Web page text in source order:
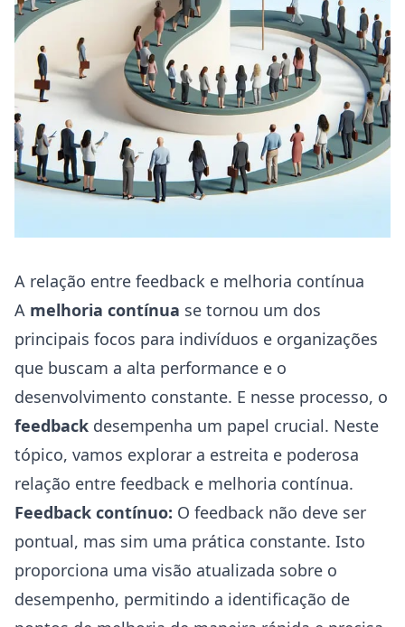
A relação entre feedback e melhoria contínua
A melhoria contínua se tornou um dos
principais focos para indivíduos e organizações
que buscam a alta performance e o
desenvolvimento constante. E nesse processo, o
feedback desempenha um papel crucial. Neste
tópico, vamos explorar a estreita e poderosa
relação entre feedback e melhoria contínua.
Feedback contínuo: O feedback não deve ser
pontual, mas sim uma prática constante. Isto
proporciona uma visão atualizada sobre o
desempenho, permitindo a identificação de